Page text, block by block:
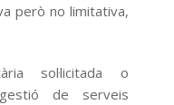
però no limitativa,
sol·licitada o
de serveis